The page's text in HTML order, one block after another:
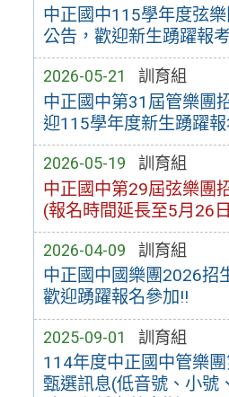
中正國中115學年度弦
公告，歡迎新生踴躍報考
2026-05-21 訓育組
中正國中第31屆管樂團
迎115學年度新生踴躍
2026-05-19 訓育組
中正國中第29屆弦樂團
(報名時間延長至5月26
2026-04-09 訓育組
中正國中國樂團2026招
歡迎踴躍報名參加!!
2025-09-01 訓育組
114年度中正國中管樂
甄選訊息(低音號、小號